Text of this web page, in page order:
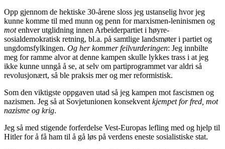
Opp gjennom de hektiske 30-årene sloss jeg ustanselig hvor jeg
kunne komme til med munn og penn for marxismen-leninismen og
motenhver utglidning innen Arbeiderpartiet i høyre­
sosialdemokratisk retning, bl.a. på samtlige landsmøter i partiet og
ungdomsfylkingen. Og her kommer feilvurderingen: Jeg innbilte
meg for ramme alvor at denne kampen skulle lykkes trass i at jeg
ikke kunne unngå å se, at selv om partiprogrammet var aldri så
revolusjonært, så ble praksis mer og mer reformistisk.
Som den viktigste oppgaven utad så jeg kampen mot fascismen og
nazismen. Jeg så at Sovjetunionen konsekvent kjempet for fred, mot
nazisme og krig.
Jeg så med stigende forferdelse Vest-Europas lefling med og hjelp til
Hitler for å få ham til å gå løs på verdens eneste sosialistiske stat.